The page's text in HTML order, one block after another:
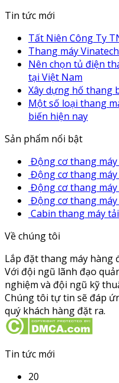
Tin tức mới
Tất Niên Công Ty
Thang máy
Nên chọn tủ điện
tại Việt Nam
Xây dựng hố thang
Một số loại thang
biến hiện nay
Sản phẩm nổi bật
Động cơ thang máy
Động cơ thang máy
Động cơ thang
Động cơ thang
Cabin thang máy
Về chúng tôi
Lắp đặt thang máy
Với đội ngũ lãnh đạo
nghiệm và đội ngũ kỹ
Chúng tôi tự tin sẽ đáp
quý khách hàng đặt ra.
Tin tức mới
20